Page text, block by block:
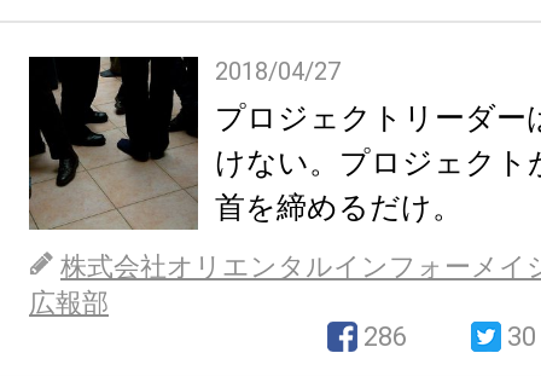
2018/04/27
プロジェクトリーダー
けない。プロジェクト
首を締めるだけ。
株式会社オリエンタルインフォーメイ
広報部
286
30